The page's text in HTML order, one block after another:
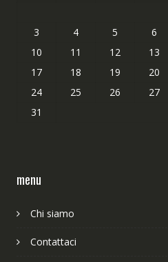
3
4 5 6
10
11 12 13
17
18 19 20
24
25 26 27
31
menu
Chi siamo
Contattaci